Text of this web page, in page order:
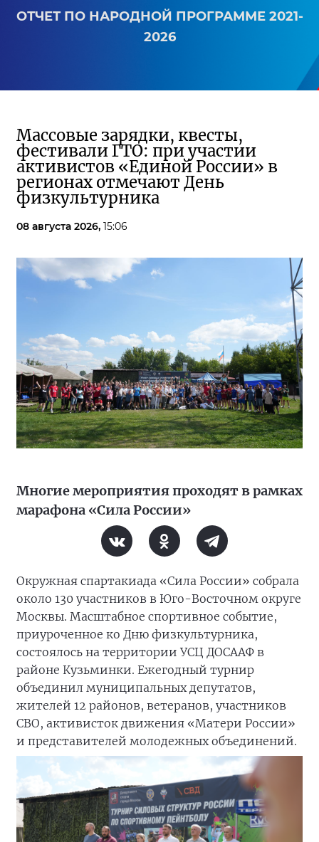
ОТЧЕТ ПО НАРОДНОЙ ПРОГРАММЕ 2021-
2026
Массовые зарядки, квесты,
фестивали ГТО: при участии
активистов «Единой России» в
регионах отмечают День
физкультурника
08 августа 2026, 15:06
Многие мероприятия проходят в рамках
марафона «Сила России»
Окружная спартакиада «Сила России» собрала
около 130 участников в Юго-Восточном округе
Москвы. Масштабное спортивное событие,
приуроченное ко Дню физкультурника,
состоялось на территории УСЦ ДОСААФ в
районе Кузьминки. Ежегодный турнир
объединил муниципальных депутатов,
жителей 12 районов, ветеранов, участников
СВО, активисток движения «Матери России»
и представителей молодежных объединений.